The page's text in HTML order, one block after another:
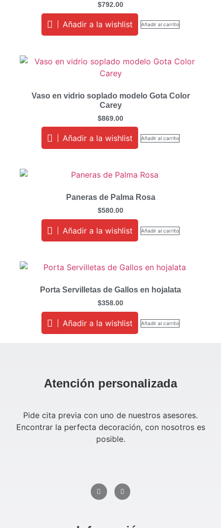
$792.00
Añadir a la wishlist Añadir al carrito
Vaso en vidrio soplado modelo Gota Color
Carey
$869.00
Añadir a la wishlist Añadir al carrito
Paneras de Palma Rosa
$580.00
Añadir a la wishlist Añadir al carrito
Porta Servilletas de Gallos en hojalata
$358.00
Añadir a la wishlist Añadir al carrito
Atención personalizada
Pide cita previa con uno de nuestros asesores.
Encontrar la perfecta decoración, con nosotros es
posible.